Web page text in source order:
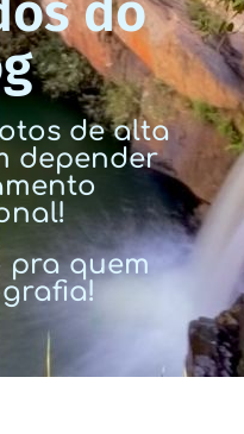
do
de alta
depender
quem